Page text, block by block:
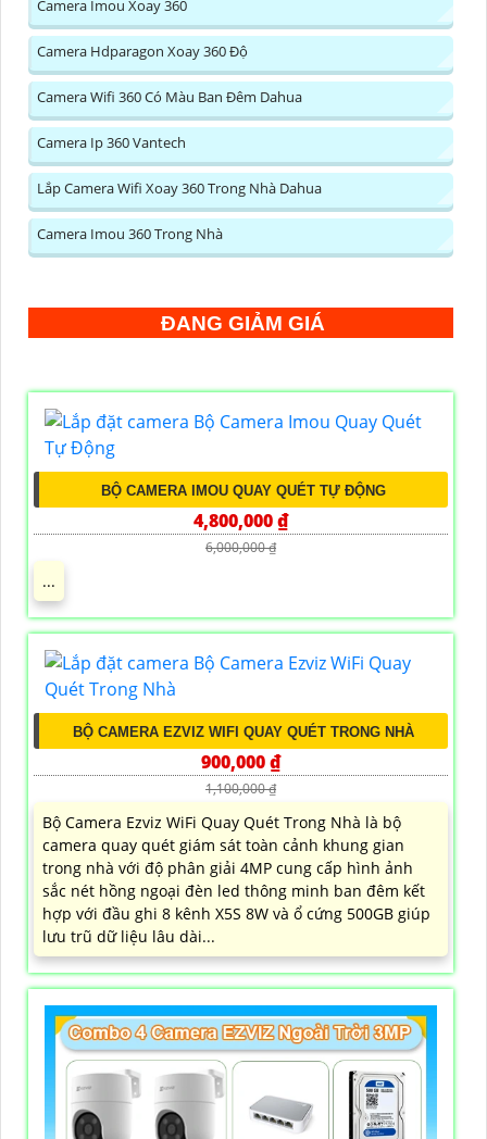
Camera Imou Xoay 360
Camera Hdparagon Xoay 360 Độ
Camera Wifi 360 Có Màu Ban Đêm Dahua
Camera Ip 360 Vantech
Lắp Camera Wifi Xoay 360 Trong Nhà Dahua
Camera Imou 360 Trong Nhà
ĐANG GIẢM GIÁ
BỘ CAMERA IMOU QUAY QUÉT TỰ ĐỘNG
4,800,000 ₫
6,000,000 ₫
...
BỘ CAMERA EZVIZ WIFI QUAY QUÉT TRONG NHÀ
900,000 ₫
1,100,000 ₫
Bộ Camera Ezviz WiFi Quay Quét Trong Nhà là bộ
camera quay quét giám sát toàn cảnh khung gian
trong nhà với độ phân giải 4MP cung cấp hình ảnh
sắc nét hồng ngoại đèn led thông minh ban đêm kết
hợp với đầu ghi 8 kênh X5S 8W và ổ cứng 500GB giúp
lưu trũ dữ liệu lâu dài...